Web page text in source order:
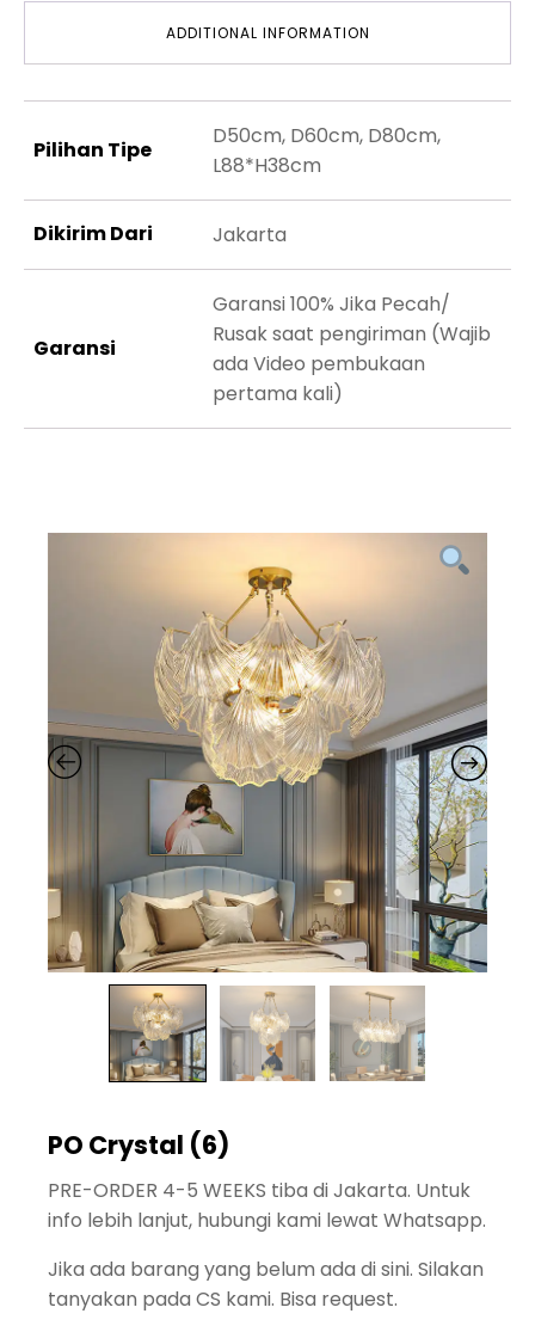
ADDITIONAL INFORMATION
Pilihan Tipe
D50cm, D60cm, D80cm,
L88*H38cm
Dikirim Dari Jakarta
Garansi
Garansi 100% Jika Pecah/
Rusak saat pengiriman (Wajib
ada Video pembukaan
pertama kali)
PO Crystal (6)
PRE-ORDER 4-5 WEEKS tiba di Jakarta. Untuk
info lebih lanjut, hubungi kami lewat Whatsapp.
Jika ada barang yang belum ada di sini. Silakan
tanyakan pada CS kami. Bisa request.